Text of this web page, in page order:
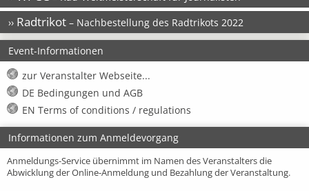
›› Radtrikot – Nachbestellung des Radtrikots 2022
Event-Informationen
zur Veranstalter Webseite...
DE Bedingungen und AGB
EN Terms of conditions / regulations
Informationen zum Anmeldevorgang
Anmeldungs-Service übernimmt im Namen des Veranstalters die
Abwicklung der Online-Anmeldung und Bezahlung der Veranstaltung.